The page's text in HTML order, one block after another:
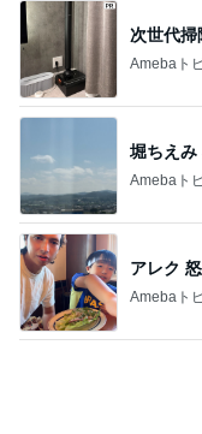
次世代掃
Amebaト
堀ちえみ
Amebaト
アレク
Amebaト